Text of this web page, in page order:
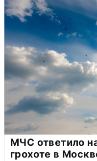
МЧС ответило
грохоте в